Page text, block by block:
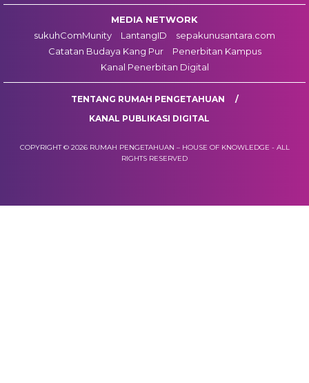
MEDIA NETWORK
sukuhComMunity
LantangID
sepakunusantara.com
Catatan Budaya Kang Pur
Penerbitan Kampus
Kanal Penerbitan Digital
TENTANG RUMAH PENGETAHUAN
KANAL PUBLIKASI DIGITAL
COPYRIGHT © 2026 RUMAH PENGETAHUAN – HOUSE OF KNOWLEDGE - ALL
RIGHTS RESERVED